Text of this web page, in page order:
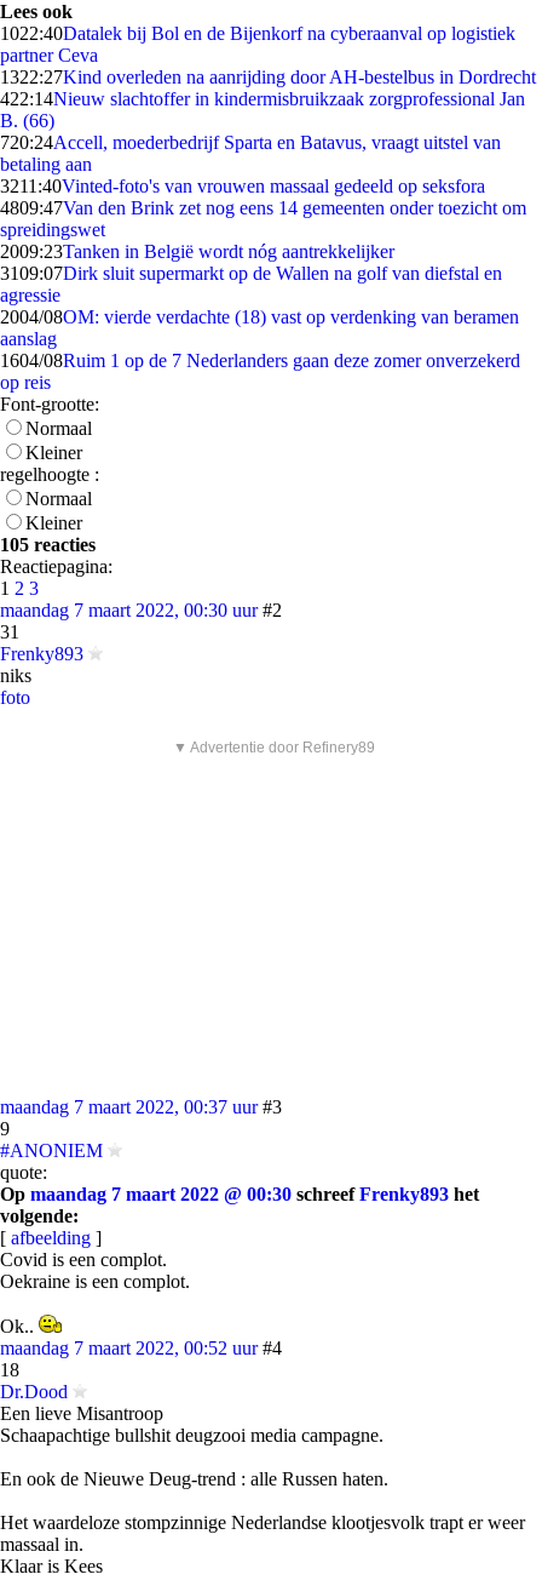
Lees ook
1022:40Datalek bij Bol en de Bijenkorf na cyberaanval op logistiek
partner Ceva
1322:27Kind overleden na aanrijding door AH-bestelbus in Dordrecht
422:14Nieuw slachtoffer in kindermisbruikzaak zorgprofessional Jan
B. (66)
720:24Accell, moederbedrijf Sparta en Batavus, vraagt uitstel van
betaling aan
3211:40Vinted-foto's van vrouwen massaal gedeeld op seksfora
4809:47Van den Brink zet nog eens 14 gemeenten onder toezicht om
spreidingswet
2009:23Tanken in België wordt nóg aantrekkelijker
3109:07Dirk sluit supermarkt op de Wallen na golf van diefstal en
agressie
2004/08OM: vierde verdachte (18) vast op verdenking van beramen
aanslag
1604/08Ruim 1 op de 7 Nederlanders gaan deze zomer onverzekerd
op reis
Font-grootte:
Normaal
Kleiner
regelhoogte :
Normaal
Kleiner
105 reacties
Reactiepagina:
1 2 3
maandag 7 maart 2022, 00:30 uur #2
31
Frenky893
niks
foto
▼ Advertentie door Refinery89
maandag 7 maart 2022, 00:37 uur #3
9
#ANONIEM
quote:
Op maandag 7 maart 2022 @ 00:30 schreefFrenky893 het
volgende:
[ afbeelding ]
Covid is een complot.
Oekraine is een complot.
Ok..
maandag 7 maart 2022, 00:52 uur #4
18
Dr.Dood
Een lieve Misantroop
Schaapachtige bullshit deugzooi media campagne.
En ook de Nieuwe Deug-trend : alle Russen haten.
Het waardeloze stompzinnige Nederlandse klootjesvolk trapt er weer
massaal in.
Klaar is Kees